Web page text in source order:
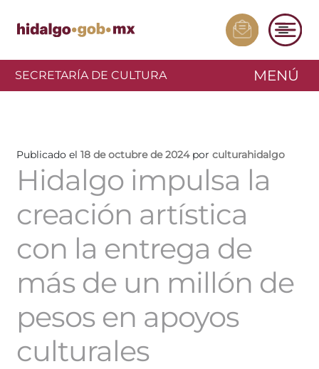
SECRETARÍA DE CULTURA MENÚ
Publicado el 18 de octubre de 2024 por culturahidalgo
Hidalgo impulsa la
creación artística
con la entrega de
más de un millón de
pesos en apoyos
culturales